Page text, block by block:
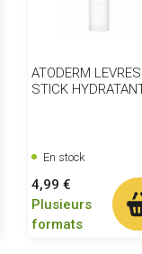
ATODERM LEVRES
STICK
En stock
Prix
4,99 €
Plusieurs
formats